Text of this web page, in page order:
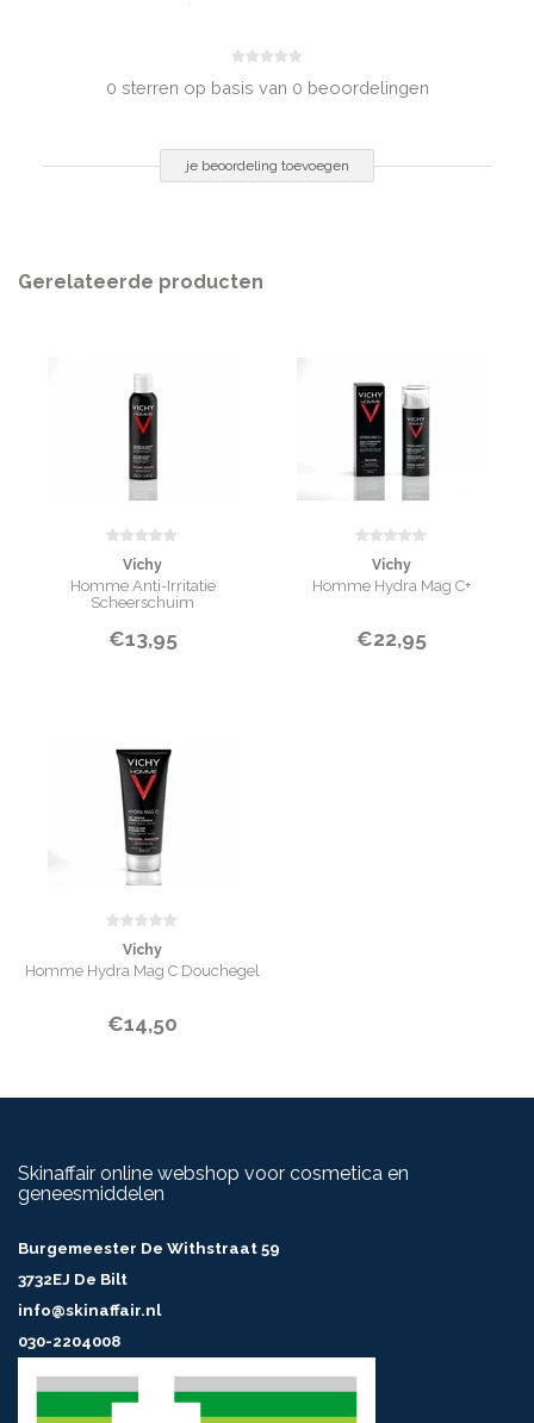
0 sterren op basis van 0 beoordelingen
je beoordeling toevoegen
Gerelateerde producten
Vichy
Homme Anti-Irritatie
Scheerschuim
€13,95
Vichy
Homme Hydra Mag C+
€22,95
Vichy
Homme Hydra Mag C Douchegel
€14,50
Skinaffair online webshop voor cosmetica en
geneesmiddelen
Burgemeester De Withstraat 59
3732EJ De Bilt
info@skinaffair.nl
030-2204008